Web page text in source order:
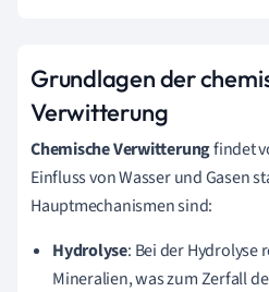
Grundlagen der
Verwitterung
Chemische Verwitterungfindet
Einfluss von Wasser und Gasen
Hauptmechanismen sind:
Hydrolyse: Bei der Hydrolyse
Mineralien, was zum Zerfall